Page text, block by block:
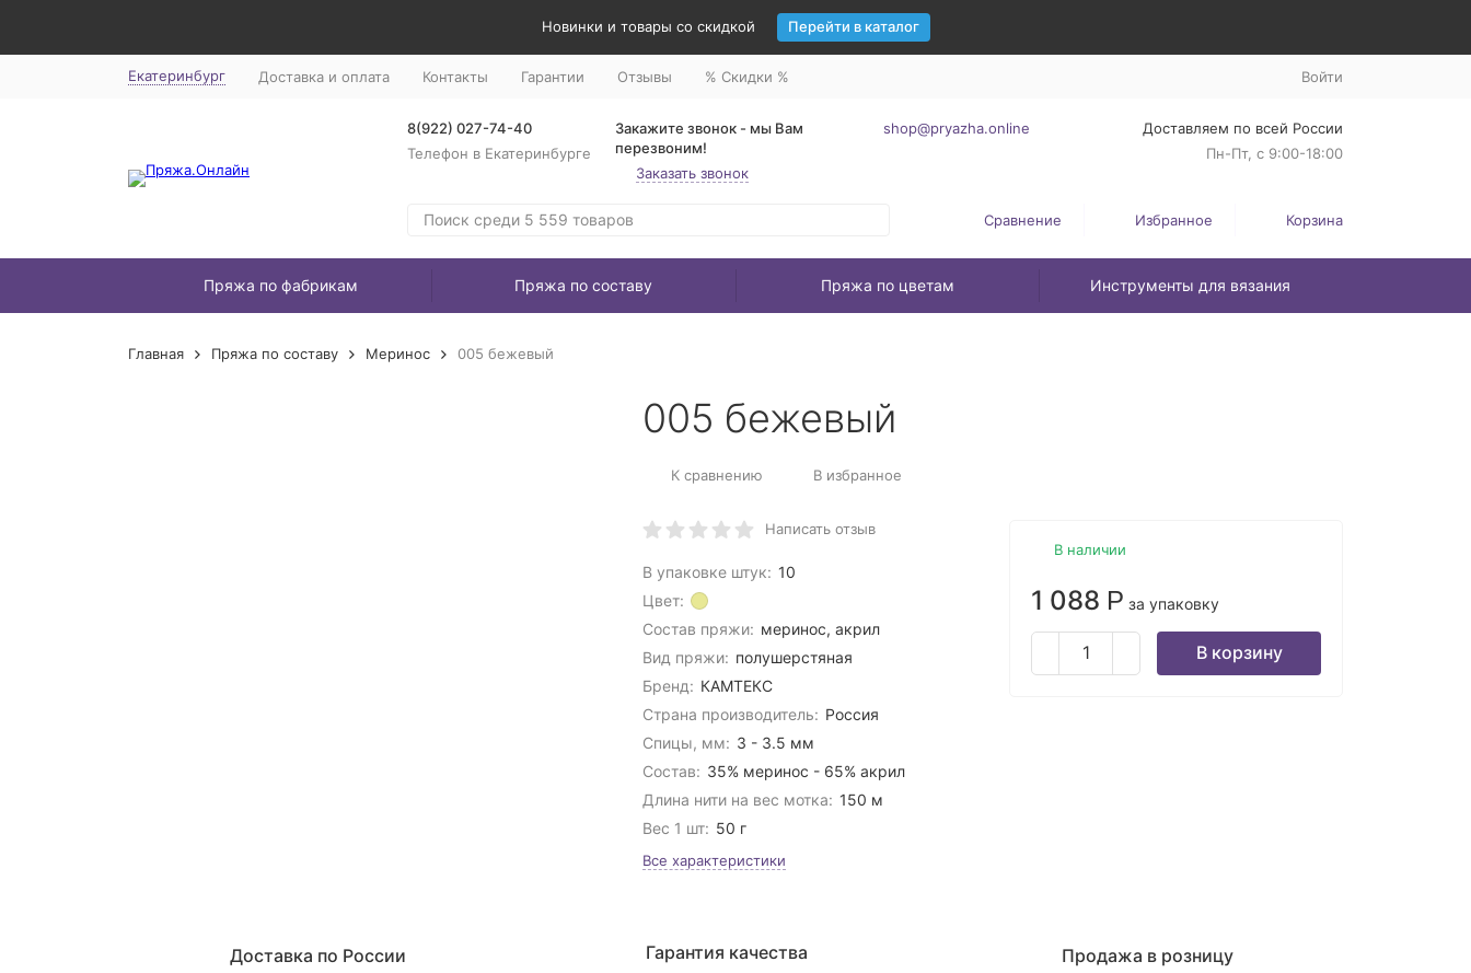
Новинки и товары со скидкой Перейти в каталог
Екатеринбург Доставка и оплата Контакты Гарантии Отзывы % Скидки % Войти
8(922) 027-74-40
Телефон в Екатеринбурге
Закажите звонок - мы Вам
перезвоним!
Заказать звонок
shop@pryazha.online
Доставляем по всей России
Пн-Пт, с 9:00-18:00
Сравнение Избранное Корзина
Пряжа по фабрикам Пряжа по составу Пряжа по цветам Инструменты для вязания
Главная Пряжа по составу Меринос 005 бежевый
005 бежевый
К сравнению В избранное
Написать отзыв
В упаковке штук: 10
Цвет:
Состав пряжи: меринос, акрил
Вид пряжи: полушерстяная
Бренд: КАМТЕКС
Страна производитель: Россия
Спицы, мм: 3 - 3.5 мм
Состав: 35% меринос - 65% акрил
Длина нити на вес мотка: 150 м
Вес 1 шт: 50 г
Все характеристики
В наличии
1 088 Р за упаковку
В корзину
Доставка по России Гарантия качества Продажа в розницу